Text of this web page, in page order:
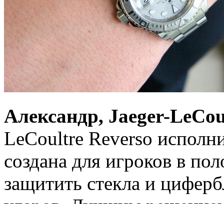
Александр, Jaeger-
LeCoultre Reverso
создана для игроков в
защитить стекла и